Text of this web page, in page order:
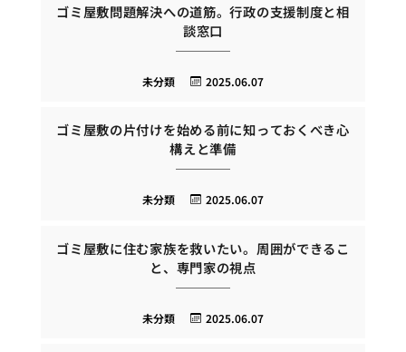
ゴミ屋敷問題解決への道筋。行政の支援制度と相
談窓口
2025.06.07
未分類
ゴミ屋敷の片付けを始める前に知っておくべき心
構えと準備
2025.06.07
未分類
ゴミ屋敷に住む家族を救いたい。周囲ができるこ
と、専門家の視点
2025.06.07
未分類